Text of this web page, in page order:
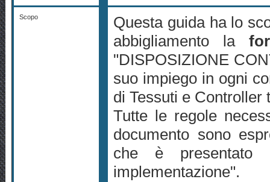
Scopo
Questa guida ha lo
abbigliamento la
"DISPOSIZIONE
suo impiego in ogni
di Tessuti e Controller
Tutte le regole
documento sono
che è presentato
implementazione".